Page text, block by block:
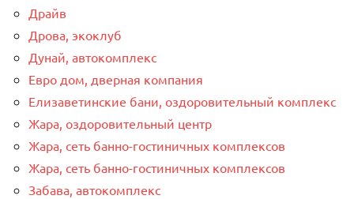
Драйв
Дрова, экоклуб
Дунай, автокомплекс
Евро дом, дверная компания
Елизаветинские бани, оздоровительный комплекс
Жара, оздоровительный центр
Жара, сеть банно-гостиничных комплексов
Жара, сеть банно-гостиничных комплексов
Забава, автокомплекс